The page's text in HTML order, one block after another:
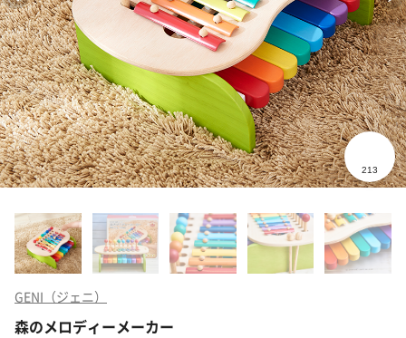
GENI（ジェニ）
森のメロディーメーカー